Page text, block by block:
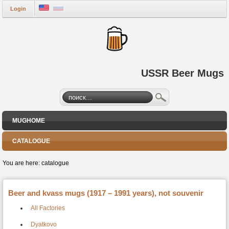
USSR Beer Mugs
Login
MUGHOME
CATALOGUE
You are here: catalogue
Beer and kvass mugs (1917 – 1991 years), not souvenir
All Factories
Dyatkovo